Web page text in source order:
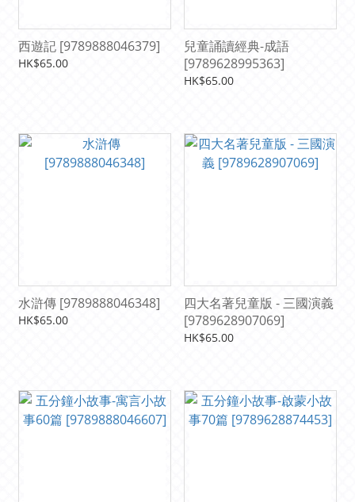
西遊記 [9789888046379]
HK$65.00
兒童誦讀經典-成語
[9789628995363]
HK$65.00
水滸傳 [9789888046348]
HK$65.00
四大名著兒童版 - 三國演義
[9789628907069]
HK$65.00